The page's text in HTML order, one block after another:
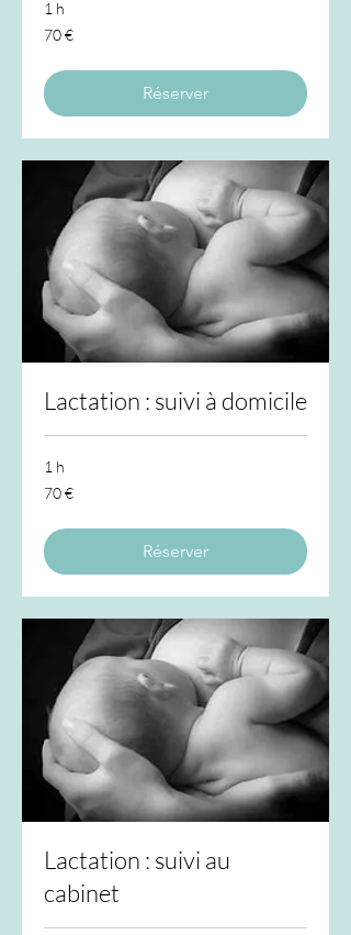
1 h
70
euros
70 €
Réserver
Lactation : suivi à domicile
1 h
70
euros
70 €
Réserver
Lactation : suivi au
cabinet